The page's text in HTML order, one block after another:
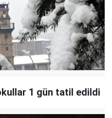
1 gün tatil edildi